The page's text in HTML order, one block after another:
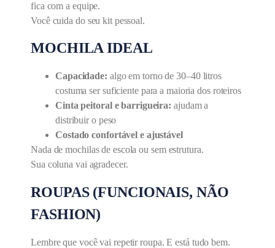
fica com a equipe.
Você cuida do seu kit pessoal.
MOCHILA IDEAL
Capacidade: algo em torno de 30–40 litros
costuma ser suficiente para a maioria dos roteiros
Cinta peitoral e barrigueira: ajudam a
distribuir o peso
Costado confortável e ajustável
Nada de mochilas de escola ou sem estrutura.
Sua coluna vai agradecer.
ROUPAS (FUNCIONAIS, NÃO
FASHION)
Lembre que você vai repetir roupa. E está tudo bem.